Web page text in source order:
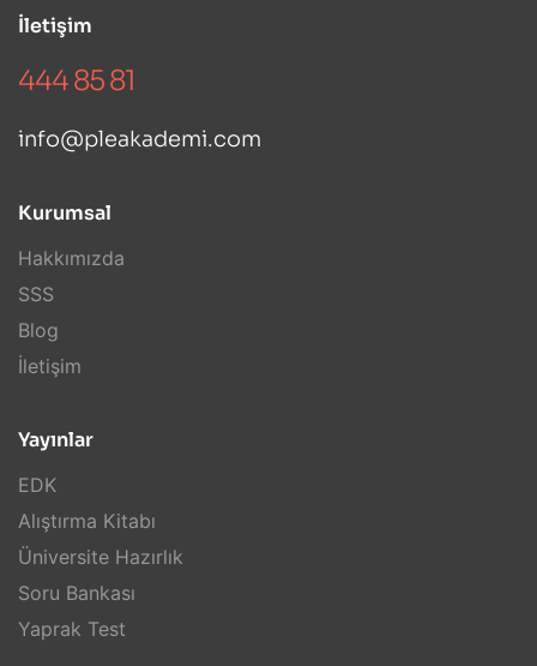
İletişim
444 85 81
info@pleakademi.com
Kurumsal
Hakkımızda
SSS
Blog
İletişim
Yayınlar
EDK
Alıştırma Kitabı
Üniversite Hazırlık
Soru Bankası
Yaprak Test